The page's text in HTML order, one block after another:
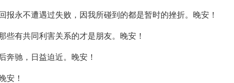
报永不遭遇过失败，因我所碰到的都是暂时的挫折。晚安！
些有共同利害关系的才是朋友。晚安！
奔驰，日益迫近。晚安！
安！